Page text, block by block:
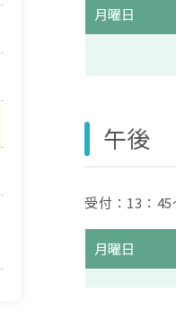
月曜日
午後
受付：13：
月曜日